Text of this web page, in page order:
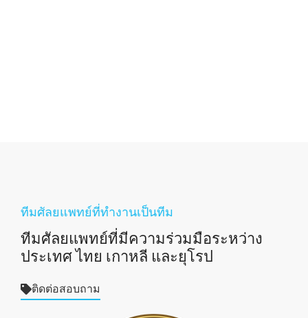
ทีมศัลยแพทย์ที่ทำงานเป็นทีม
ทีมศัลยแพทย์ที่มีความร่วมมือระหว่าง
ประเทศ ไทย เกาหลี และยุโรป
ติดต่อสอบถาม